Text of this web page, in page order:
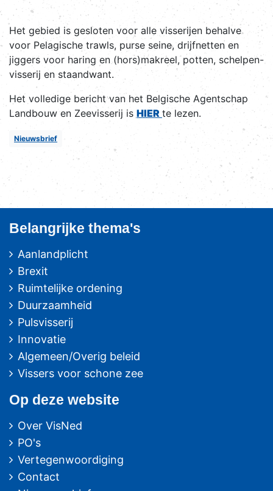
Het gebied is gesloten voor alle visserijen behalve
voor Pelagische trawls, purse seine, drijfnetten en
jiggers voor haring en (hors)makreel, potten, schelpen-
visserij en staandwant.
Het volledige bericht van het Belgische Agentschap
Landbouw en Zeevisserij is HIER te lezen.
Nieuwsbrief
Belangrijke thema's
Aanlandplicht
Brexit
Ruimtelijke ordening
Duurzaamheid
Pulsvisserij
Innovatie
Algemeen/Overig beleid
Vissers voor schone zee
Op deze website
Over VisNed
PO's
Vertegenwoordiging
Contact